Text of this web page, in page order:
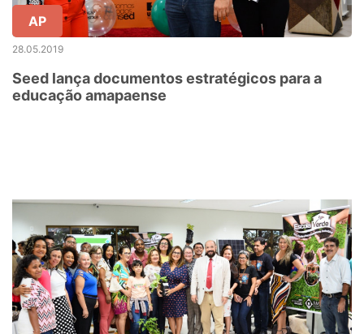
AP
28.05.2019
Seed lança documentos estratégicos para a
educação amapaense